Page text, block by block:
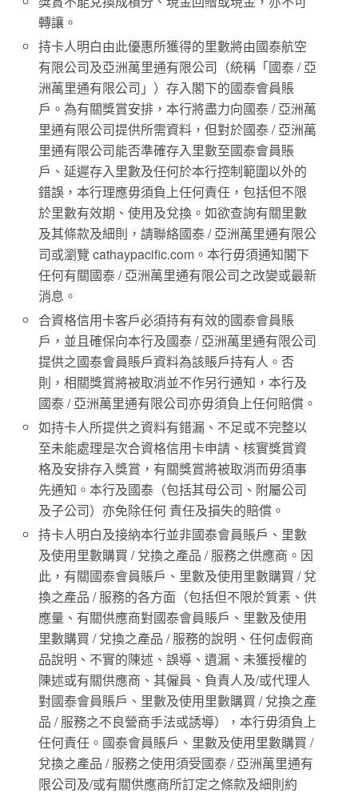
轉讓。
持卡人明白由此優惠所獲得的里數將由國泰航空
有限公司及亞洲萬里通有限公司（統稱「國泰 / 亞
洲萬里通有限公司」）存入閣下的國泰會員賬
戶。為有關獎賞安排，本行將盡力向國泰 / 亞洲萬
里通有限公司提供所需資料，但對於國泰 / 亞洲萬
里通有限公司能否準確存入里數至國泰會員賬
戶、延遲存入里數及任何於本行控制範圍以外的
錯誤，本行理應毋須負上任何責任，包括但不限
於里數有效期、使用及兌換。如欲查詢有關里數
及其條款及細則，請聯絡國泰 / 亞洲萬里通有限公
司或瀏覽 cathaypacific.com。本行毋須通知閣下
任何有關國泰 / 亞洲萬里通有限公司之改變或最新
消息。
合資格信用卡客戶必須持有有效的國泰會員賬
戶，並且確保向本行及國泰 / 亞洲萬里通有限公司
提供之國泰會員賬戶資料為該賬戶持有人。否
則，相關獎賞將被取消並不作另行通知，本行及
國泰 / 亞洲萬里通有限公司亦毋須負上任何賠償。
如持卡人所提供之資料有錯漏、不足或不完整以
至未能處理是次合資格信用卡申請、核實獎賞資
格及安排存入獎賞，有關獎賞將被取消而毋須事
先通知。本行及國泰（包括其母公司、附屬公司
及子公司）亦免除任何 責任及損失的賠償。
持卡人明白及接納本行並非國泰會員賬戶、里數
及使用里數購買 / 兌換之產品 / 服務之供應商。因
此，有關國泰會員賬戶、里數及使用里數購買 / 兌
換之產品 / 服務的各方面（包括但不限於質素、供
應量、有關供應商對國泰會員賬戶、里數及使用
里數購買 / 兌換之產品 / 服務的說明、任何虛假商
品說明、不實的陳述、誤導、遺漏、未獲授權的
陳述或有關供應商、其僱員、負責人及/或代理人
對國泰會員賬戶、里數及使用里數購買 / 兌換之產
品 / 服務之不良營商手法或誘導），本行毋須負上
任何責任。國泰會員賬戶、里數及使用里數購買 /
兌換之產品 / 服務之使用須受國泰 / 亞洲萬里通有
限公司及/或有關供應商所訂定之條款及細則約